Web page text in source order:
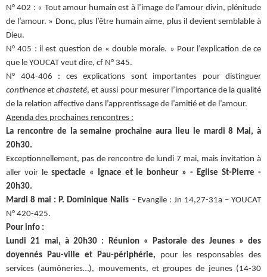
N° 402 : « Tout amour humain est à l’image de l’amour divin, plénitude
de l’amour. » Donc, plus l’être humain aime, plus il devient semblable à
Dieu.
N° 405 : il est question de « double morale. » Pour l’explication de ce
que le YOUCAT veut dire, cf N° 345.
N° 404-406 : ces explications sont importantes pour distinguer
continence etchasteté, et aussi pour mesurer l’importance de la qualité
de la relation affective dans l’apprentissage de l’amitié et de l’amour.
Agenda des prochaines rencontres :
La rencontre de la semaine prochaine aura lieu le mardi 8 Mai, à
20h30.
Exceptionnellement, pas de rencontre de lundi 7 mai, mais invitation à
aller voir le spectacle « Ignace et le bonheur » - Eglise St-Pierre -
20h30.
Mardi 8 mai : P. Dominique Nalis - Evangile : Jn 14,27-31a – YOUCAT
N° 420-425.
Pour info :
Lundi 21 mai, à 20h30 : Réunion « Pastorale des Jeunes » des
doyennés Pau-ville et Pau-périphérie,
pour les responsables des
services (aumôneries…), mouvements, et groupes de jeunes (14-30